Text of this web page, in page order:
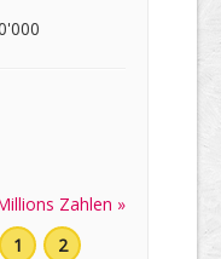
Zahlen »
1 2